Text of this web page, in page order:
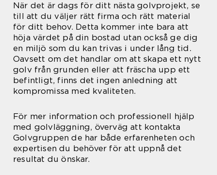
När det är dags för ditt nästa golvprojekt, se
till att du väljer rätt firma och rätt material
för ditt behov. Detta kommer inte bara att
höja värdet på din bostad utan också ge dig
en miljö som du kan trivas i under lång tid.
Oavsett om det handlar om att skapa ett nytt
golv från grunden eller att fräscha upp ett
befintligt, finns det ingen anledning att
kompromissa med kvaliteten.
För mer information och professionell hjälp
med golvläggning, överväg att kontakta
Golvgruppen de har både erfarenheten och
expertisen du behöver för att uppnå det
resultat du önskar.